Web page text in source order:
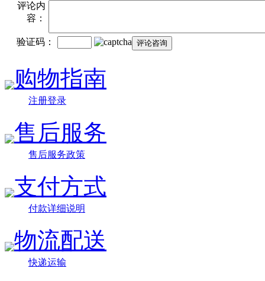
评论内
容：
验证码：
购物指南
注册登录
售后服务
售后服务政策
支付方式
付款详细说明
物流配送
快递运输